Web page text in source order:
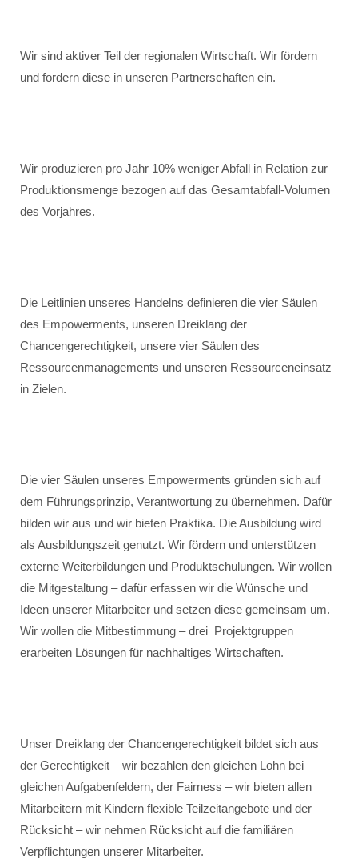
Wir sind aktiver Teil der regionalen Wirtschaft. Wir fördern
und fordern diese in unseren Partnerschaften ein.
Wir produzieren pro Jahr 10% weniger Abfall in Relation zur
Produktionsmenge bezogen auf das Gesamtabfall-Volumen
des Vorjahres.
Die Leitlinien unseres Handelns definieren die vier Säulen
des Empowerments, unseren Dreiklang der
Chancengerechtigkeit, unsere vier Säulen des
Ressourcenmanagements und unseren Ressourceneinsatz
in Zielen.
Die vier Säulen unseres Empowerments gründen sich auf
dem Führungsprinzip, Verantwortung zu übernehmen. Dafür
bilden wir aus und wir bieten Praktika. Die Ausbildung wird
als Ausbildungszeit genutzt. Wir fördern und unterstützen
externe Weiterbildungen und Produktschulungen. Wir wollen
die Mitgestaltung – dafür erfassen wir die Wünsche und
Ideen unserer Mitarbeiter und setzen diese gemeinsam um.
Wir wollen die Mitbestimmung – drei Projektgruppen
erarbeiten Lösungen für nachhaltiges Wirtschaften.
Unser Dreiklang der Chancengerechtigkeit bildet sich aus
der Gerechtigkeit – wir bezahlen den gleichen Lohn bei
gleichen Aufgabenfeldern, der Fairness – wir bieten allen
Mitarbeitern mit Kindern flexible Teilzeitangebote und der
Rücksicht – wir nehmen Rücksicht auf die familiären
Verpflichtungen unserer Mitarbeiter.